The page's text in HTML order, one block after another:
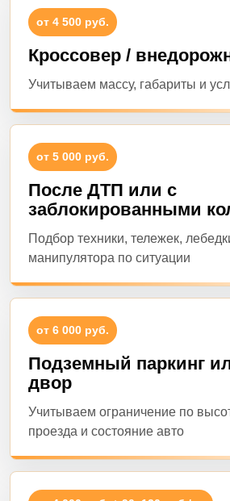
от 4 500 руб.
Кроссовер /
Учитываем массу, габариты и
от 5 000 руб.
После ДТП или с
заблокированными
Подбор техники, тележек,
манипулятора по ситуации
от 6 000 руб.
Подземный паркинг
двор
Учитываем ограничение по
проезда и состояние авто